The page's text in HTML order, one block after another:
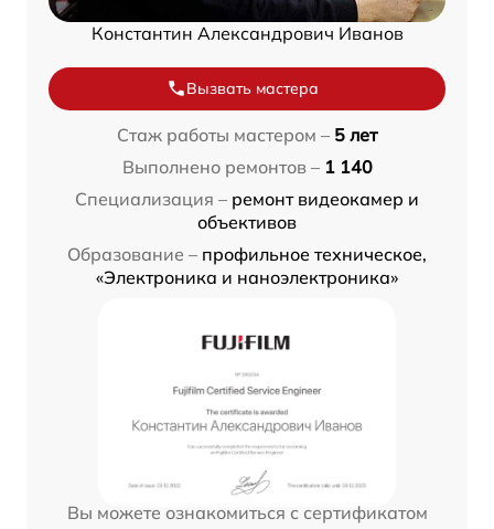
Константин Александрович Иванов
Вызвать мастера
Стаж работы мастером – 5 лет
Выполнено ремонтов – 1 140
Специализация – ремонт видеокамер и
объективов
Образование – профильное техническое,
«Электроника и наноэлектроника»
Вы можете ознакомиться с сертификатом